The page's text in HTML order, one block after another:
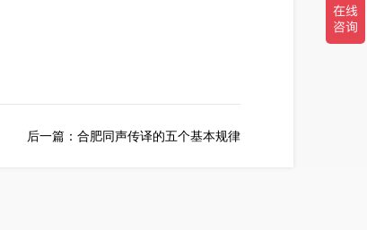
后一篇： 合肥同声传译的五个基本规律